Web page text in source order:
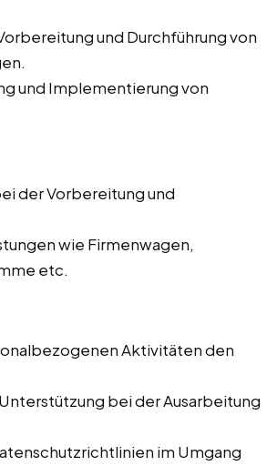
und Durchführung von
und Implementierung von
der Vorbereitung und
wie Firmenwagen,
etc.
Aktivitäten den
Unterstützung bei der Ausarbeitung
im Umgang